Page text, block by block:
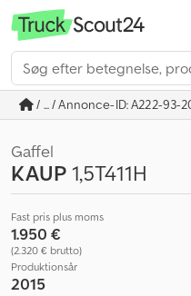
/ ... / Annonce-ID: A222-93-
Gaffel
KAUP1,5T411H
Fast pris plus moms
1.950 €
(2.320 € brutto)
Produktionsår
2015